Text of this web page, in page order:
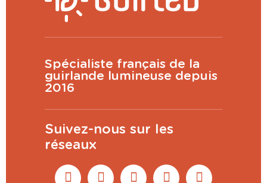
Spécialiste français de la
guirlande lumineuse depuis
2016
Suivez-nous sur les
réseaux